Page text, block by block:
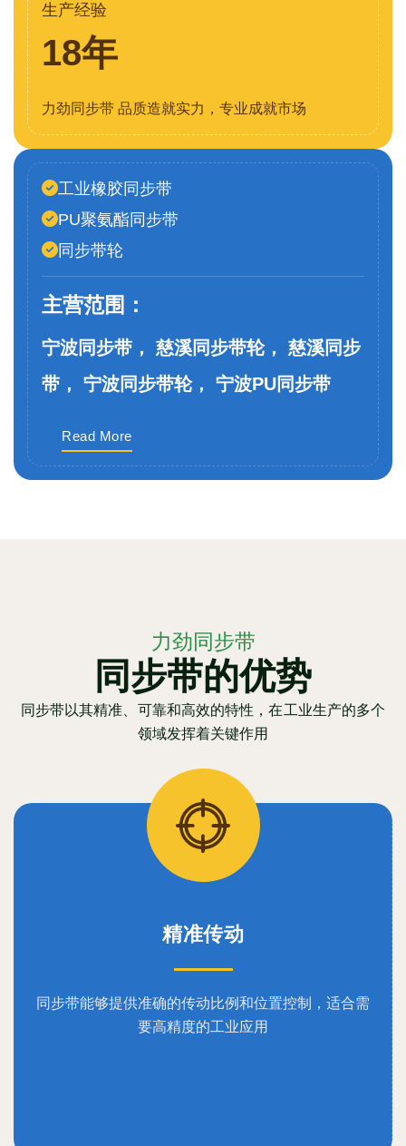
生产经验
18年
力劲同步带 品质造就实力，专业成就市场
工业橡胶同步带
PU聚氨酯同步带
同步带轮
主营范围：
宁波同步带， 慈溪同步带轮， 慈溪同步
带， 宁波同步带轮， 宁波PU同步带
Read More
力劲同步带
同步带的优势
同步带以其精准、可靠和高效的特性，在工业生产的多个
领域发挥着关键作用
精准传动
同步带能够提供准确的传动比例和位置控制，适合需
要高精度的工业应用